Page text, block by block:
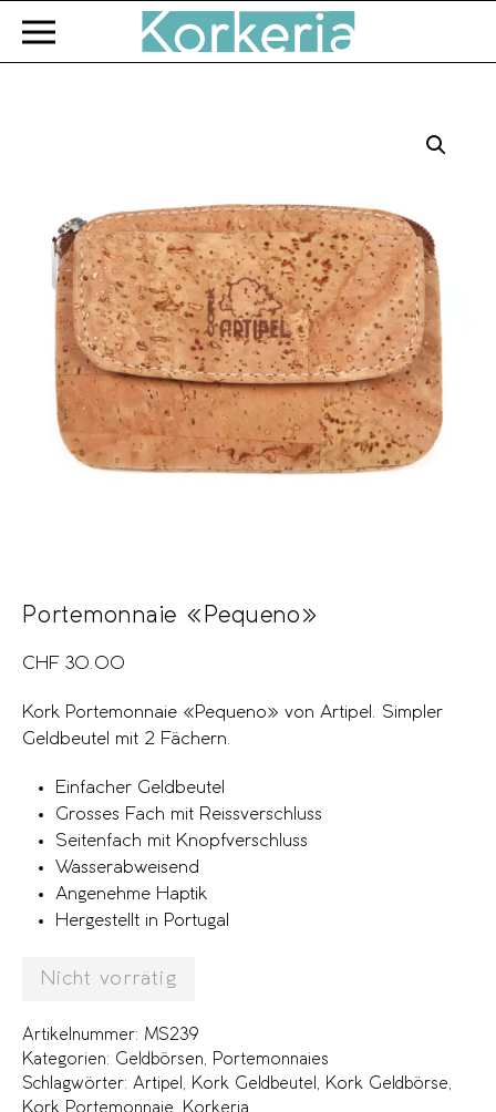
Zum Hauptinhalt springen
Portemonnaie «Pequeno»
CHF 30.00
Kork Portemonnaie «Pequeno» von Artipel. Simpler
Geldbeutel mit 2 Fächern.
Einfacher Geldbeutel
Grosses Fach mit Reissverschluss
Seitenfach mit Knopfverschluss
Wasserabweisend
Angenehme Haptik
Hergestellt in Portugal
Nicht vorrätig
Artikelnummer: MS239
Kategorien: Geldbörsen, Portemonnaies
Schlagwörter: Artipel , Kork Geldbeutel , Kork Geldbörse,
Kork Portemonnaie, Korkeria